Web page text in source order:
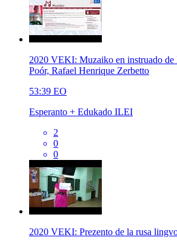
2020 VEKI: Muzaiko en instruado de
Poór, Rafael Henrique Zerbetto
53:39 EO
Esperanto + Edukado ILEI
2
0
0
2020 VEKI: Prezento de la rusa